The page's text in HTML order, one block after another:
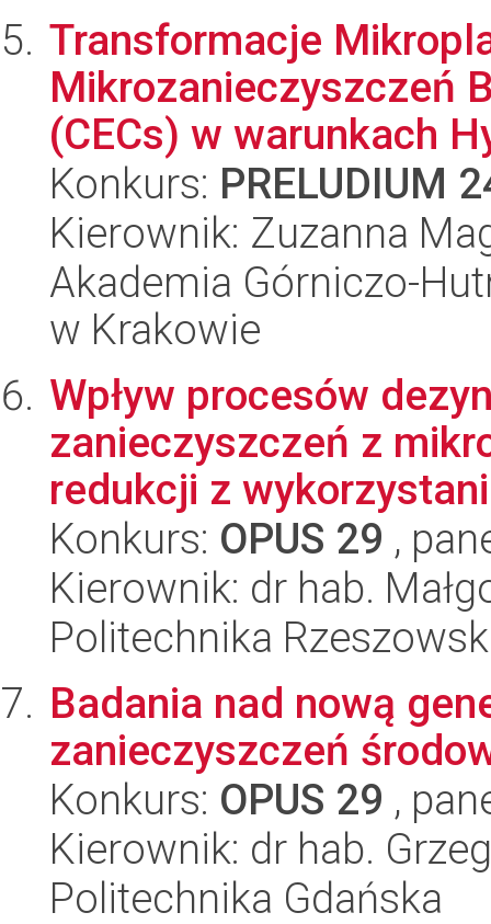
Transformacje
Mikrozanieczyszczeń
(CECs) w warunkach
Konkurs: PRELUDIUM
Kierownik: Zuzanna
Akademia Górniczo-
w Krakowie
Wpływ procesów
zanieczyszczeń z
redukcji z
Konkurs: OPUS 29 ,
Kierownik: dr hab.
Politechnika
Badania nad nową
zanieczyszczeń
Konkurs: OPUS 29 ,
Kierownik: dr hab.
Politechnika Gdańska